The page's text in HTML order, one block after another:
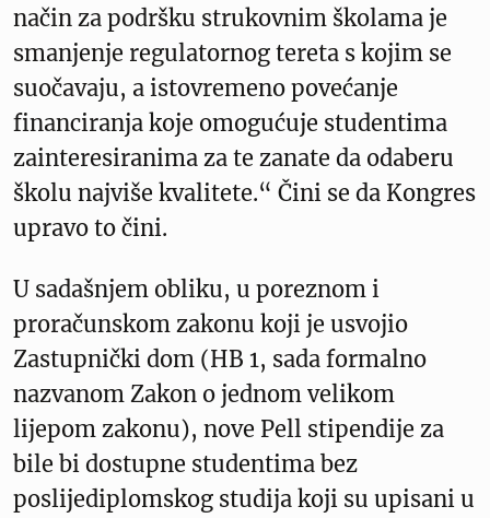
način za podršku strukovnim školama je
smanjenje regulatornog tereta s kojim se
suočavaju, a istovremeno povećanje
financiranja koje omogućuje studentima
zainteresiranima za te zanate da odaberu
školu najviše kvalitete.“ Čini se da Kongres
upravo to čini.
U sadašnjem obliku, u poreznom i
proračunskom zakonu koji je usvojio
Zastupnički dom (HB 1, sada formalno
nazvanom Zakon o jednom velikom
lijepom zakonu), nove Pell stipendije za
bile bi dostupne studentima bez
poslijediplomskog studija koji su upisani u